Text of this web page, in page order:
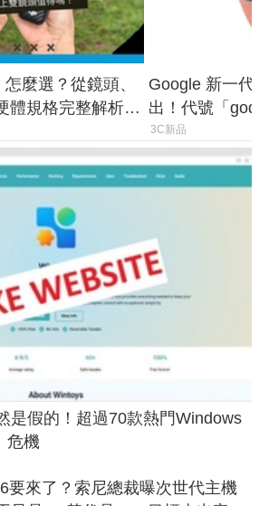
麼選？從鏡頭、
體規格完整解析，
Google 新一
出！代號「
鎖定 AI 應用
3C新品
是假的！超過70款熱門Windows
危機
要來了？索尼總裁曝次世代主機